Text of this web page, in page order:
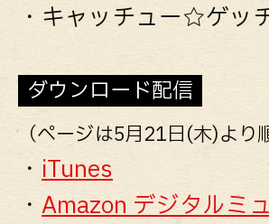
・キャッチュー☆ゲ
ダウンロード配信
（ページは5月21日(木)より
・ iTunes
・ Amazon デジタルミ